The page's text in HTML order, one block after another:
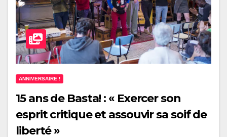
ANNIVERSAIRE !
15 ans de Basta! : « Exercer son
esprit critique et assouvir sa soif de
liberté »